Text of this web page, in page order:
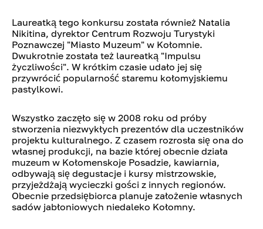
Laureatką tego konkursu została również Natalia
Nikitina, dyrektor Centrum Rozwoju Turystyki
Poznawczej "Miasto Muzeum" w Kołomnie.
Dwukrotnie została też laureatką "Impulsu
życzliwości". W krótkim czasie udało jej się
przywrócić popularność staremu kołomyjskiemu
pastylkowi.
Wszystko zaczęło się w 2008 roku od próby
stworzenia niezwykłych prezentów dla uczestników
projektu kulturalnego. Z czasem rozrosła się ona do
własnej produkcji, na bazie której obecnie działa
muzeum w Kołomenskoje Posadzie, kawiarnia,
odbywają się degustacje i kursy mistrzowskie,
przyjeżdżają wycieczki gości z innych regionów.
Obecnie przedsiębiorca planuje założenie własnych
sadów jabłoniowych niedaleko Kołomny.